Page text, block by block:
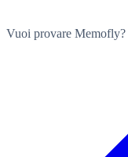
Vuoi provare Memofly?